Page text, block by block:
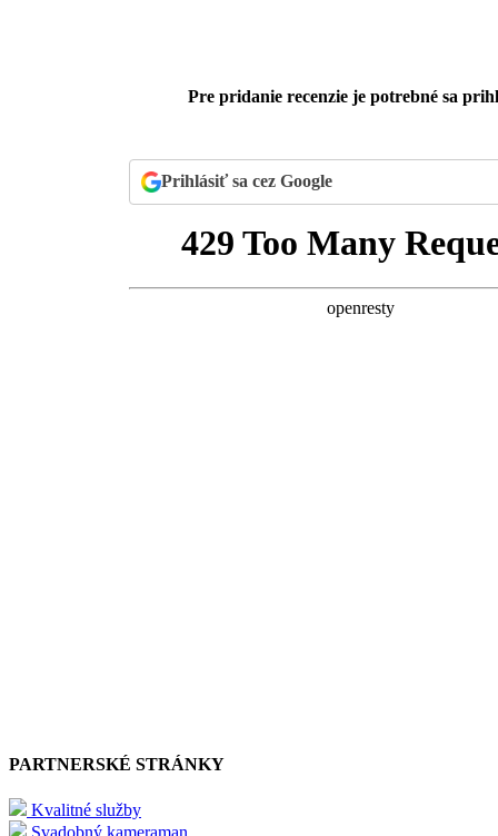
Pre pridanie recenzie je potrebné sa
Prihlásiť sa cez Google
PARTNERSKÉ STRÁNKY
Kvalitné služby